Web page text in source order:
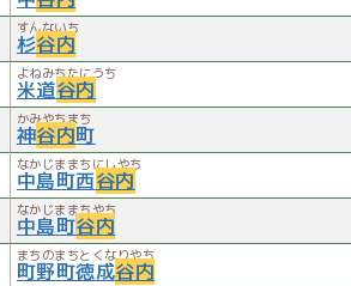
すんないち
杉谷内
よねみちたにうち
米道谷内
かみやちまち
神谷内町
なかじままちにしやち
中島町西谷内
なかじままちやち
中島町谷内
まちのまちとくなりやち
町野町徳成谷内